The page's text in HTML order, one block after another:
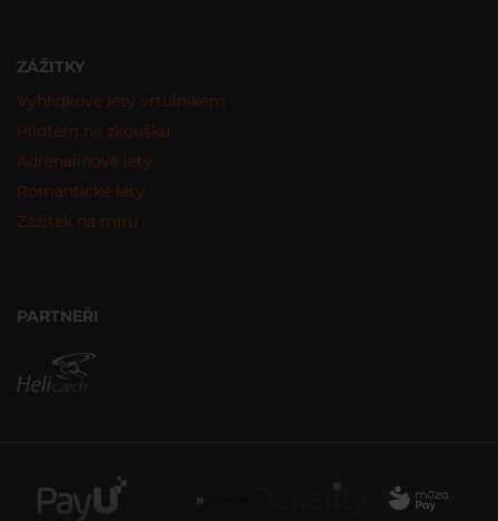
ZÁŽITKY
Vyhlídkové lety vrtulníkem
Pilotem na zkoušku
Adrenalinové lety
Romantické lety
Zážitek na míru
PARTNEŘI